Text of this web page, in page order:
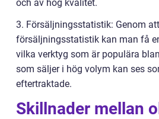
och av hög kvalitet.
3. Försäljningsstatistik: Genom
försäljningsstatistik kan man få
vilka verktyg som är populära
som säljer i hög volym kan ses
eftertraktade.
Skillnader mellan